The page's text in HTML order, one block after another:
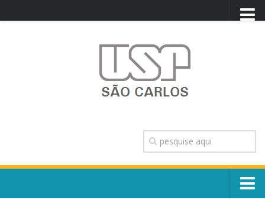
TRANSPARÊNCIA
OUVIDORIA
CONTATO